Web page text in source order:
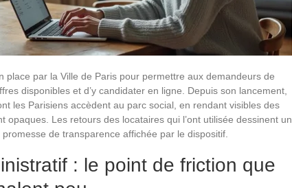
place par la Ville de Paris pour permettre aux demandeurs de
disponibles et d’y candidater en ligne. Depuis son lancement,
les Parisiens accèdent au parc social, en rendant visibles des
opaques. Les retours des locataires qui l’ont utilisée dessinent un
de transparence affichée par le dispositif.
: le point de friction que